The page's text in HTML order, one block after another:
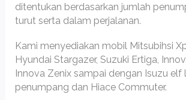
ditentukan berdasarkan jumlah
turut serta dalam perjalanan.
Kami menyediakan mobil Mitsubihsi
Hyundai Stargazer, Suzuki Ertiga,
Innova Zenix sampai dengan Isuzu elf
penumpang dan Hiace Commuter.